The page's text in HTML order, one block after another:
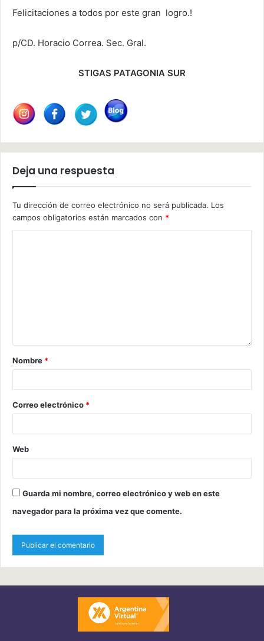
Felicitaciones a todos por este gran logro.!
p/CD. Horacio Correa. Sec. Gral.
STIGAS PATAGONIA SUR
Deja una respuesta
Tu dirección de correo electrónico no será publicada. Los
campos obligatorios están marcados con *
Nombre *
Correo electrónico *
Web
Guarda mi nombre, correo electrónico y web en este
navegador para la próxima vez que comente.